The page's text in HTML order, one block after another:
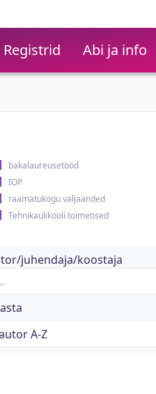
Registrid Abi ja info
bakalaureusetööd
IOP
raamatukogu väljaanded
Tehnikaülikooli toimetised
juhendaja/koostaja